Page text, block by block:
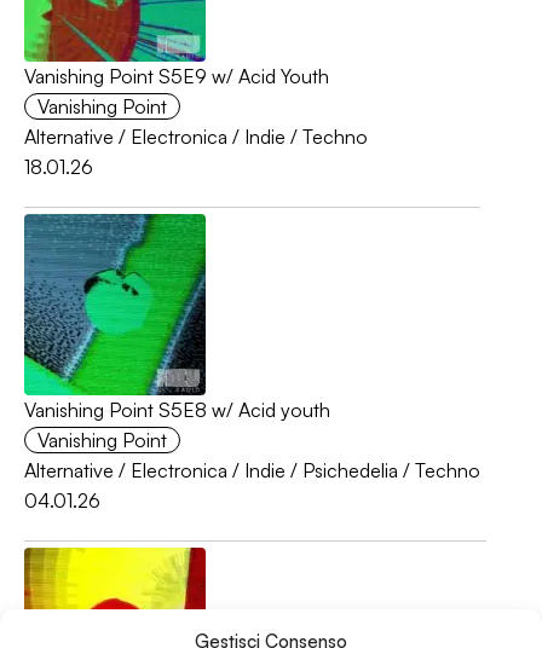
Gestisci Consenso
Vanishing Point S5E9 w/ Acid Youth
Vanishing Point
Alternative / Electronica / Indie / Techno
18.01.26
Vanishing Point S5E8 w/ Acid youth
Vanishing Point
Alternative / Electronica / Indie / Psichedelia / Techno
04.01.26